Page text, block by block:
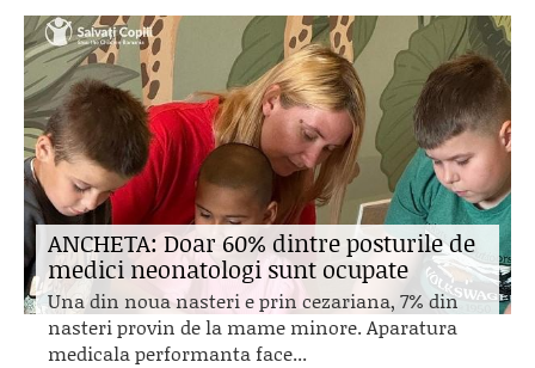
ANCHETA: Doar 60% dintre posturile de
medici neonatologi sunt ocupate
Una din noua nasteri e prin cezariana, 7% din
nasteri provin de la mame minore. Aparatura
medicala performanta face...